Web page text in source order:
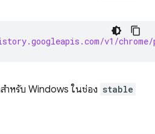
v1/
ำหรับ Windows ในช่อง stable